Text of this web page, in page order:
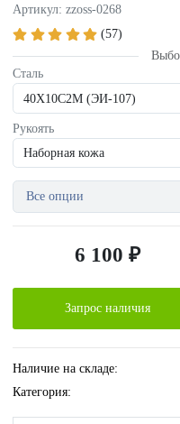
Артикул: zzoss-0268
(57)
Сталь
Рукоять
Все опции
6 100 ₽
Запрос наличия
Наличие на складе:
Категория: